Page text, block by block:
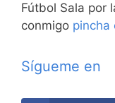
Fútbol Sala por
conmigo pincha
Sígueme en